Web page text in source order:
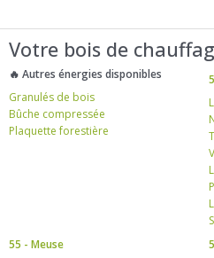
Votre bois de
🔥 Autres énergies disponibles
Granulés de bois
Bûche compressée
Plaquette forestière
55 - Meuse